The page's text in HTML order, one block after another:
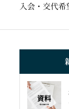
入会・交代